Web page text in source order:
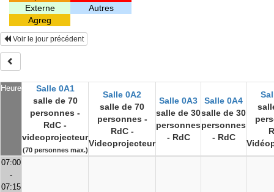
Externe
Autres
Agreg
Voir le jour précédent
Heure
Salle 0A1
salle de 70
personnes -
RdC -
videoprojecteur
(70 personnes max.)
Salle 0A2
salle de 70
personnes -
RdC -
Videoprojecteur
Salle 0A3
salle de 30
personnes
- RdC
Salle 0A4
salle de 30
personnes
- RdC
07:00
-
07:15